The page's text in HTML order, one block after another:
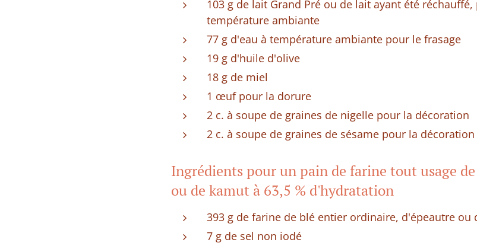
103 g de lait Grand Pré ou de lait ayant été
température ambiante
77 g d'eau à température ambiante pour le frasage
19 g d'huile d'olive
18 g de miel
1 œuf pour la dorure
2 c. à soupe de graines de nigelle pour la décoration
2 c. à soupe de graines de sésame pour la décoration
Ingrédients pour un pain de farine tout usage
ou de kamut à 63,5 % d'hydratation
393 g de farine de blé entier ordinaire, d'épeautre ou
7 g de sel non iodé